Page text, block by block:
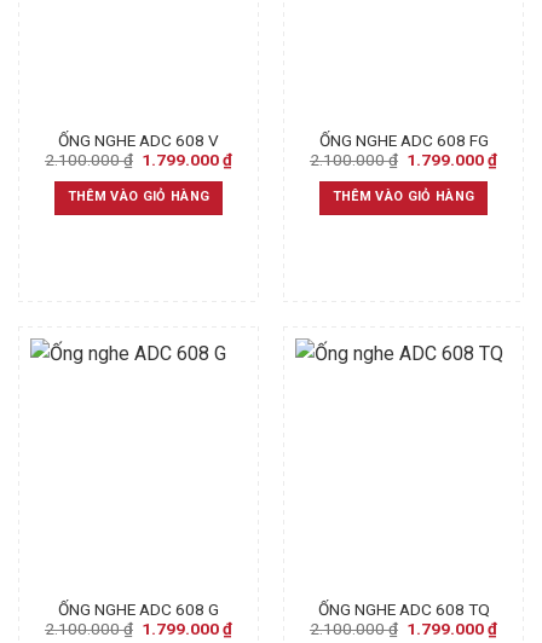
ỐNG NGHE ADC 608 V
2.100.000₫ Original
was:
2.100.000 ₫.
1.799.000₫Current
THÊM VÀO GIỎ HÀNG
ỐNG NGHE ADC 608 FG
2.100.000₫ Original
was:
2.100.000 ₫.
1.799.000₫
THÊM VÀO GIỎ HÀNG
ỐNG NGHE ADC 608 G
2.100.000₫ Original
1.799.000₫Current
ỐNG NGHE ADC 608 TQ
2.100.000₫ Original
1.799.000₫